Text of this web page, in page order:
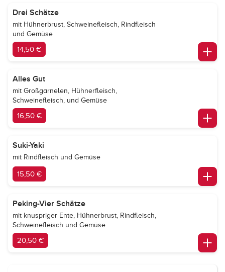
Drei Schätze
mit Hühnerbrust, Schweinefleisch, Rindfleisch
und Gemüse
14,50 €
Alles Gut
mit Großgarnelen, Hühnerfleisch,
Schweinefleisch, und Gemüse
16,50 €
Suki-Yaki
mit Rindfleisch und Gemüse
15,50 €
Peking-Vier Schätze
mit knuspriger Ente, Hühnerbrust, Rindfleisch,
Schweinefleisch und Gemüse
20,50 €